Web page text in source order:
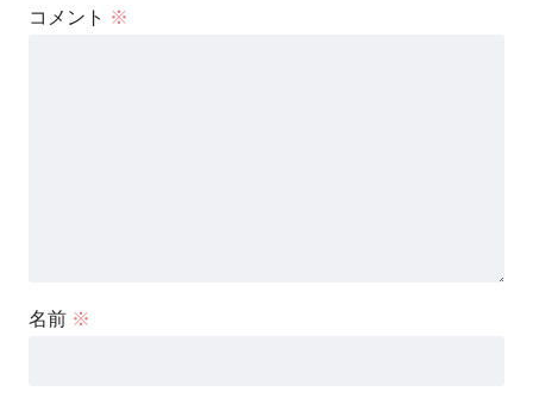
コメント ※
名前 ※